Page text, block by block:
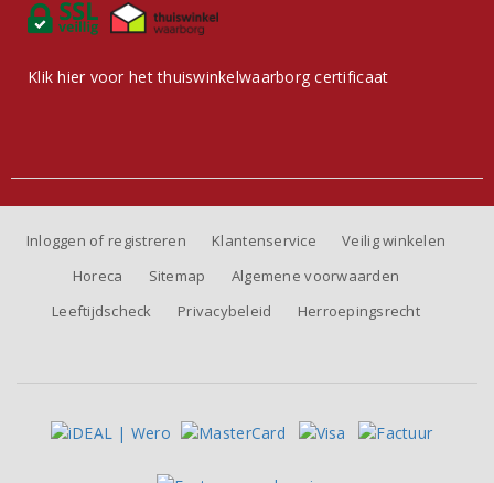
Klik hier voor het thuiswinkelwaarborg certificaat
Inloggen of registreren Klantenservice
Veilig winkelen
Horeca
Sitemap
Algemene voorwaarden
Leeftijdscheck
Privacybeleid Herroepingsrecht